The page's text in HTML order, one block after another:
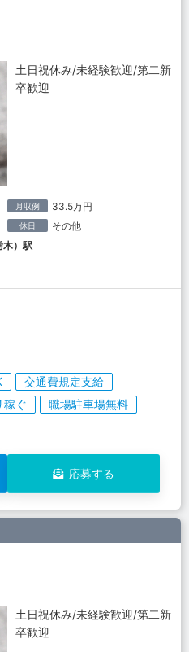
土日祝休み/未経験歓迎/第二新
卒歓迎
月収例 33.5万円
休日 その他
木）駅
交通費規定支給
稼ぐ
職場駐車場無料
応募する
土日祝休み/未経験歓迎/第二新
卒歓迎